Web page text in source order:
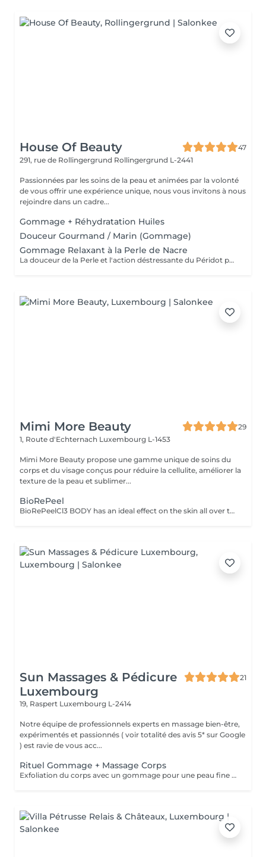
House Of Beauty
47
291, rue de Rollingergrund Rollingergrund L-2441
Passionnées par les soins de la peau et animées par la volonté
de vous offrir une expérience unique, nous vous invitons à nous
rejoindre dans un cadre...
Gommage + Réhydratation Huiles
Douceur Gourmand / Marin (Gommage)
Gommage Relaxant à la Perle de Nacre
La douceur de la Perle et l'action déstressante du Péridot pour affiner le grain de peau. Le corps est détendu et la peau est douce.
Mimi More Beauty
29
1, Route d'Echternach Luxembourg L-1453
Mimi More Beauty propose une gamme unique de soins du
corps et du visage conçus pour réduire la cellulite, améliorer la
texture de la peau et sublimer...
BioRePeel
BioRePeelCl3 BODY has an ideal effect on the skin all over the body, removing fine wrinkles, dead skin cells, acne and superficial scars. The peeling is only applied externally and does not require an injection. The BioRePeelCl3 BODY is packed with all the nutrients and care substances needed for extensive treatment of the skin on various parts of the body. Whether back, legs, buttocks, knees, elbows or feet, all parts of the body receive extensive regeneration and revitalization with this effective peeling product. After just 4 to 6 sessions, BioRePeel BODY improves the skin, leaving it nourished and youthful, so that it can shine with a new freshness. Why BioRePeelCl3 BODY is the perfect exfoliator BioRePeelCl3 BODY is a revitalizing peeling with a bio-stimulating effect that improves the appearance of the skin in several ways. This product from the manufacturer CMED Aesthetics combats acne as well as annoying blackheads and superficial scars, resulting in a well-groomed and sustainably healthy appearance of the skin. BioRePeel also protects the skin on various parts of the body from harmful environmental influences such as UV rays or the effects of skin ageing. In addition, this peeling has a moisturizing function, which makes the skin feel relaxed and gives it a lasting beautiful appearance. BioRePeelCl3 Body is the perfect product for extensive regeneration and revitalization of the skin. This is achieved with the help of various acids and other effective ingredients, such as trichloroacetic acid, tartaric acid or proline. By choosing this product, after just a few topical applications, you will achieve long-lasting revitalized and clarified skin that is not only free of any dryness, fine lines and other imperfections, but also feels fresh and youthful. The price of the session depends on treatment area and amount of peeling required and will be between EUR 110 - EUR 220 (excluding full body). Indicative amount of peeling: 6 ml for the back, 3 ml for the shoulders, 4 ml for the buttocks, 5 ml for the legs, 2 ml for the knees, 1 ml for the elbows, 2 ml for the hands and 3 ml for the feet.
Sun Massages & Pédicure
Luxembourg
21
19, Raspert Luxembourg L-2414
Notre équipe de professionnels experts en massage bien-être,
expérimentés et passionnés ( voir totalité des avis 5* sur Google
) est ravie de vous acc...
Rituel Gommage + Massage Corps
Exfoliation du corps avec un gommage pour une peau fine et éclatante. Le gommage élimine les cellules mortes et les rugosités. Pour un bronzage uniforme et durable, ce soin est recommandé avant et après les expositions au soleil mais aussi en toutes saisons, pour une peau douce et souple toute l'année. Ce rituel comprend un gommage de 30 min + douche, suivi d'un massage bien-être corps d'1h ou 1h30, pour vous procurer une détente totale et de par son action hydratante laissera à votre peau un toucher satiné et velouté.